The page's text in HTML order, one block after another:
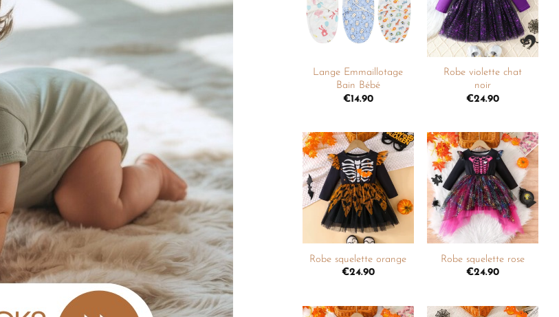
liste de
souhaits
+
Lange Emmaillotage
Bain Bébé
€14.90
liste de
souhaits
+
Robe violette chat
noir
€24.90
Ajouter
à la
liste de
souhaits
+
Robe squelette orange
€24.90
Ajouter
à la
liste de
souhaits
+
Robe squelette rose
€24.90